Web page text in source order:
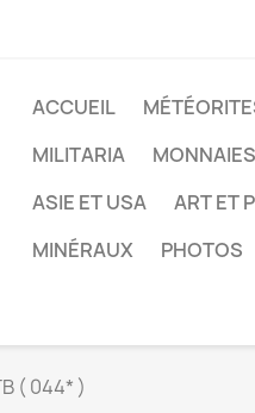
ACCUEIL
MILITARIA
MONNAIES
ASIE ET USA
ART ET
MINÉRAUX
PHOTOS
( 044* )